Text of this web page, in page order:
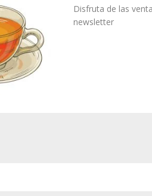
casi 3/4 de la producción
enfriarse el agua después de hervir.
Disfruta de las
newsletter